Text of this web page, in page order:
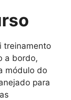
treinamento
a bordo,
módulo do
para